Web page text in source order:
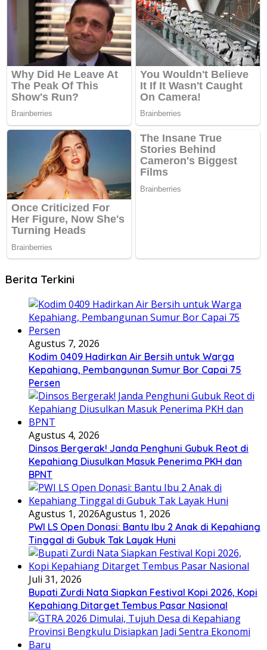
Berita Terkini
Agustus 7, 2026
Kodim 0409 Hadirkan Air Bersih untuk Warga
Kepahiang, Pembangunan Sumur Bor Capai 75
Persen
Agustus 4, 2026
Dinsos Bergerak! Janda Penghuni Gubuk Reot di
Kepahiang Diusulkan Masuk Penerima PKH dan
BPNT
Agustus 1, 2026Agustus 1, 2026
PWI LS Open Donasi: Bantu Ibu 2 Anak di Kepahiang
Tinggal di Gubuk Tak Layak Huni
Juli 31, 2026
Bupati Zurdi Nata Siapkan Festival Kopi 2026, Kopi
Kepahiang Ditarget Tembus Pasar Nasional